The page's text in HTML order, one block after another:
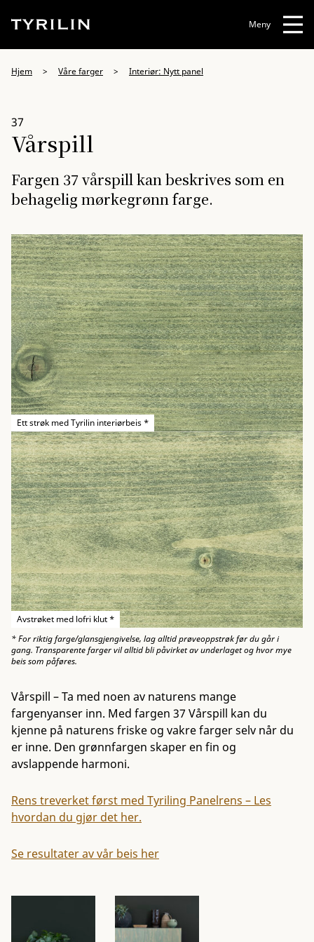
Meny
Hjem > Våre farger > Interiør: Nytt panel
37
Vårspill
Fargen 37 vårspill kan beskrives som en
behagelig mørkegrønn farge.
Ett strøk med Tyrilin interiørbeis *
Avstrøket med lofri klut *
* For riktig farge/glansgjengivelse, lag alltid prøveoppstrøk før du går i
gang. Transparente farger vil alltid bli påvirket av underlaget og hvor mye
beis som påføres.
Vårspill – Ta med noen av naturens mange
fargenyanser inn. Med fargen 37 Vårspill kan du
kjenne på naturens friske og vakre farger selv når du
er inne. Den grønnfargen skaper en fin og
avslappende harmoni.
Rens treverket først med Tyriling Panelrens – Les
hvordan du gjør det her.
Se resultater av vår beis her